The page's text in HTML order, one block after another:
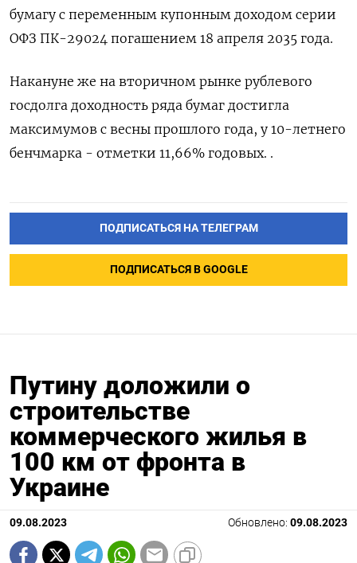
бумагу с переменным купонным доходом серии
ОФЗ ПК-29024 погашением 18 апреля 2035 года.
Накануне же на вторичном рынке рублевого
госдолга доходность ряда бумаг достигла
максимумов с весны прошлого года, у 10-летнего
бенчмарка - отметки 11,66% годовых. .
ПОДПИСАТЬСЯ НА ТЕЛЕГРАМ
ПОДПИСАТЬСЯ В GOOGLE
Путину доложили о
строительстве
коммерческого жилья в
100 км от фронта в
Украине
09.08.2023 Обновлено: 09.08.2023